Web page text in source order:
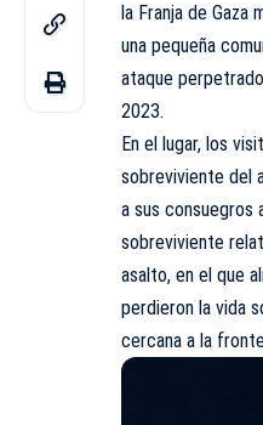
la Franja de Gaza
una pequeña
ataque
2023.
En el lugar, los
sobreviviente del
a sus consuegros
sobreviviente
asalto, en el que
perdieron la vida
cercana a la